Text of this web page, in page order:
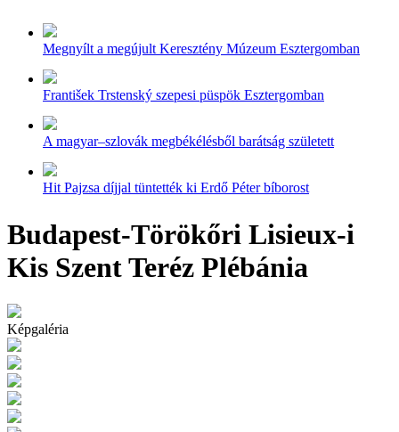
Megnyílt a megújult Keresztény Múzeum Esztergomban
František Trstenský szepesi püspök Esztergomban
A magyar–szlovák megbékélésből barátság született
Hit Pajzsa díjjal tüntették ki Erdő Péter bíborost
Budapest-Törökőri Lisieux-i
Kis Szent Teréz Plébánia
Képgaléria